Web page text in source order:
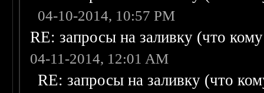
04-10-2014, 10:57 PM
RE: запросы на заливку (что
04-11-2014, 12:01 AM
RE: запросы на заливку (что